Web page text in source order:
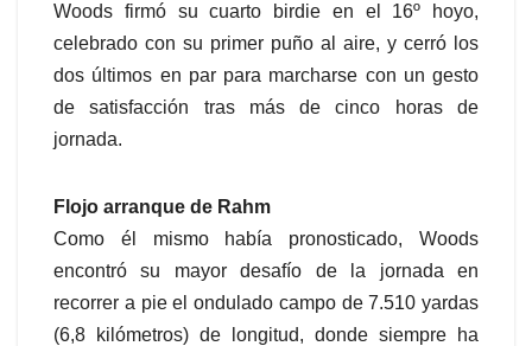
Woods firmó su cuarto birdie en el 16º hoyo,
celebrado con su primer puño al aire, y cerró los
dos últimos en par para marcharse con un gesto
de satisfacción tras más de cinco horas de
jornada.
Flojo arranque de Rahm
Como él mismo había pronosticado, Woods
encontró su mayor desafío de la jornada en
recorrer a pie el ondulado campo de 7.510 yardas
(6,8 kilómetros) de longitud, donde siempre ha